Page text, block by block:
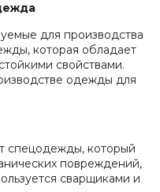
для производства
которая обладает
свойствами.
одежды для
спецодежды, который
повреждений,
сварщиками и